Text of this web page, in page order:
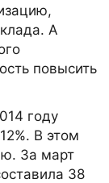
А
повысить
году
В этом
За март
38